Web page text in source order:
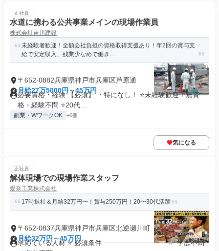
正社員
水道に携わる公共事業メインの現場作業員
株式会社吉川建設
未経験者歓迎！全額会社負担の資格取得支援あり！年2回の賞与支
給で安定収入、残業少なめで働き...
〒652-0882兵庫県神戸市兵庫区芦原通
月給27万5000円～45万円
必要資格・経験 【必須】 ・特になし！ ⭐未経験歓迎！無資
格・経験不問 ⭐20代...
副業・WワークOK +6個
気になる
正社員
解体現場での現場作業スタッフ
愛奈工業株式会社
17時退社＆月給32万円〜！賞与250万円！20〜30代活躍
〒652-0837兵庫県神戸市兵庫区北逆瀬川町
月給32万円～45万円
求めている人材 ⭐ 必須条件 ───────────── ✅ 学歴不問